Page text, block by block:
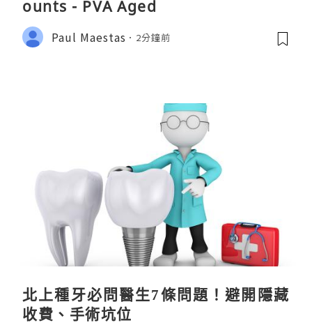
ounts - PVA Aged
Paul Maestas 2分鐘前
北上種牙必問醫生7條問題！避開隱藏
收費、手術坑位